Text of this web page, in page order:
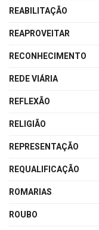
REABILITAÇÃO
REAPROVEITAR
RECONHECIMENTO
REDE VIÁRIA
REFLEXÃO
RELIGIÃO
REPRESENTAÇÃO
REQUALIFICAÇÃO
ROMARIAS
ROUBO